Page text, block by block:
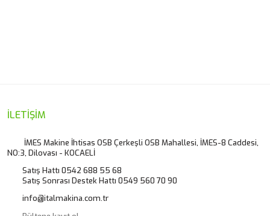
Ürün resmi kalitesiz, bozuk veya görüntülenemiyor.
Ürün bilgilerinde hatalar bulunuyor.
Ürün fiyatı diğer sitelerden daha pahalı.
Bu ürüne benzer farklı alternatifler olmalı.
İLETİŞİM
İMES Makine İhtisas OSB Çerkeşli OSB Mahallesi, İMES-8 Caddesi,
NO:3, Dilovası - KOCAELİ
Satış Hattı 0542 688 55 68
Satış Sonrası Destek Hattı 0549 560 70 90
info@italmakina.com.tr